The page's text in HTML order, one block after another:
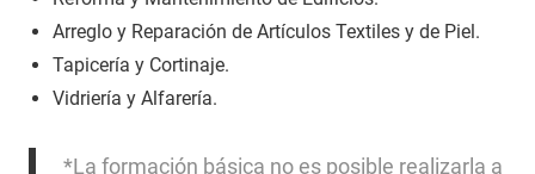
Arreglo y Reparación de Artículos Textiles y de Piel.
Tapicería y Cortinaje.
Vidriería y Alfarería.
*La formación básica no es posible realizarla a